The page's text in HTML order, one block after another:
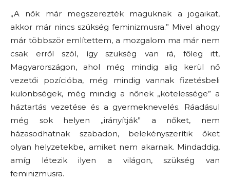
„A nők már megszerezték maguknak a jogaikat,
akkor már nincs szükség feminizmusra.” Mivel ahogy
már többször említettem, a mozgalom ma már nem
csak erről szól, így szükség van rá, főleg itt,
Magyarországon, ahol még mindig alig kerül nő
vezetői pozícióba, még mindig vannak fizetésbeli
különbségek, még mindig a nőnek „kötelessége” a
háztartás vezetése és a gyermeknevelés. Ráadásul
még sok helyen „irányítják” a nőket, nem
házasodhatnak szabadon, belekényszerítik őket
olyan helyzetekbe, amiket nem akarnak. Mindaddig,
amíg létezik ilyen a világon, szükség van
feminizmusra.